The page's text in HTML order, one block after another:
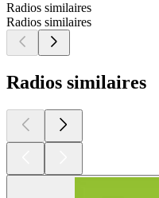
Radios similaires
Radios similaires
Radios similaires